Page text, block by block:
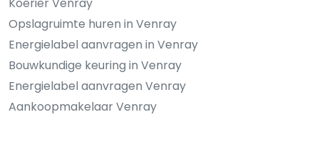
Opslagruimte huren in Venray
Energielabel aanvragen in Venray
Bouwkundige keuring in Venray
Energielabel aanvragen Venray
Aankoopmakelaar Venray